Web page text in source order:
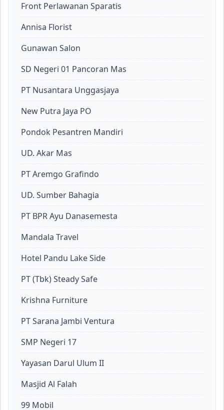
Front Perlawanan Sparatis
Annisa Florist
Gunawan Salon
SD Negeri 01 Pancoran Mas
PT Nusantara Unggasjaya
New Putra Jaya PO
Pondok Pesantren Mandiri
UD. Akar Mas
PT Aremgo Grafindo
UD. Sumber Bahagia
PT BPR Ayu Danasemesta
Mandala Travel
Hotel Pandu Lake Side
PT (Tbk) Steady Safe
Krishna Furniture
PT Sarana Jambi Ventura
SMP Negeri 17
Yayasan Darul Ulum II
Masjid Al Falah
99 Mobil